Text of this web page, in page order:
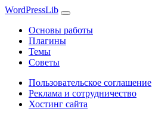
WordPressLib
Основы работы
Плагины
Темы
Советы
Пользовательское соглашение
Реклама и сотрудничество
Хостинг сайта